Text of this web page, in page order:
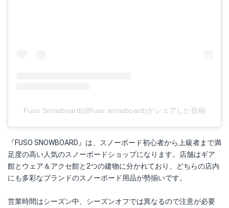
Fuso Snowboard(@fuso.snowboard)がシェアした投稿
『FUSO SNOWBOARD』は、スノーボード初心者から上級者まで満
足度の高い人気のスノーボードショップになります。店舗はギア
館とウェア＆アクセ館と2つの建物に分かれており、どちらの店内
にも多彩なブランドのスノーボード用品が勢揃いです。
営業時間はシーズン中、シーズンオフでは異なるので注意が必要